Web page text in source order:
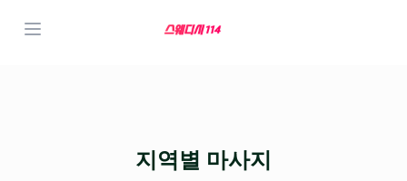
지역별 마사지